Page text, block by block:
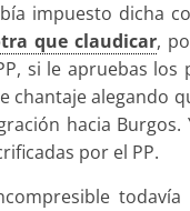
impuesto dicha
que claudicar,
si le apruebas
chantaje alegando
hacia
por el PP.